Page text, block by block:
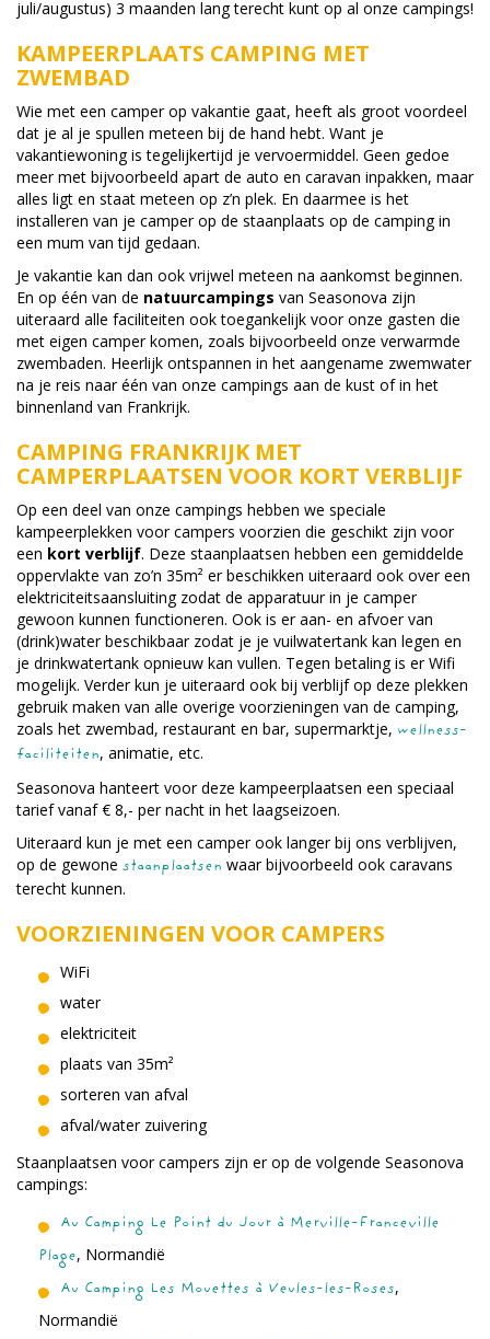
juli/augustus) 3 maanden lang terecht kunt op al onze campings!
KAMPEERPLAATS CAMPING MET
ZWEMBAD
Wie met een camper op vakantie gaat, heeft als groot voordeel
dat je al je spullen meteen bij de hand hebt. Want je
vakantiewoning is tegelijkertijd je vervoermiddel. Geen gedoe
meer met bijvoorbeeld apart de auto en caravan inpakken, maar
alles ligt en staat meteen op z’n plek. En daarmee is het
installeren van je camper op de staanplaats op de camping in
een mum van tijd gedaan.
Je vakantie kan dan ook vrijwel meteen na aankomst beginnen.
En op één van de natuurcampings van Seasonova zijn
uiteraard alle faciliteiten ook toegankelijk voor onze gasten die
met eigen camper komen, zoals bijvoorbeeld onze verwarmde
zwembaden. Heerlijk ontspannen in het aangename zwemwater
na je reis naar één van onze campings aan de kust of in het
binnenland van Frankrijk.
CAMPING FRANKRIJK MET
CAMPERPLAATSEN VOOR KORT VERBLIJF
Op een deel van onze campings hebben we speciale
kampeerplekken voor campers voorzien die geschikt zijn voor
een kort verblijf. Deze staanplaatsen hebben een gemiddelde
oppervlakte van zo’n 35m² er beschikken uiteraard ook over een
elektriciteitsaansluiting zodat de apparatuur in je camper
gewoon kunnen functioneren. Ook is er aan- en afvoer van
(drink)water beschikbaar zodat je je vuilwatertank kan legen en
je drinkwatertank opnieuw kan vullen. Tegen betaling is er Wifi
mogelijk. Verder kun je uiteraard ook bij verblijf op deze plekken
gebruik maken van alle overige voorzieningen van de camping,
zoals het zwembad, restaurant en bar, supermarktje, wellness-
faciliteiten, animatie, etc.
Seasonova hanteert voor deze kampeerplaatsen een speciaal
tarief vanaf € 8,- per nacht in het laagseizoen.
Uiteraard kun je met een camper ook langer bij ons verblijven,
op de gewone staanplaatsen waar bijvoorbeeld ook caravans
terecht kunnen.
VOORZIENINGEN VOOR CAMPERS
WiFi
water
elektriciteit
plaats van 35m²
sorteren van afval
afval/water zuivering
Staanplaatsen voor campers zijn er op de volgende Seasonova
campings:
Au Camping Le Point du Jour à Merville-Franceville
Plage, Normandië
Au Camping Les Mouettes à Veules-les-Roses,
Normandië